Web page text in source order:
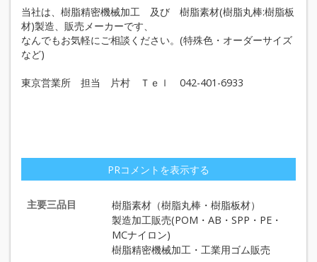
当社は、樹脂精密機械加工 及び 樹脂素材(樹脂丸棒:樹脂板
材)製造、販売メーカーです、
なんでもお気軽にご相談ください。(特殊色・オーダーサイズ
など)
東京営業所 担当 片村 Ｔｅｌ 042-401-6933
PRコメントを表示する
主要三品目
樹脂素材（樹脂丸棒・樹脂板材）
製造加工販売(POM・AB・SPP・PE・
MCナイロン)
樹脂精密機械加工・工業用ゴム販売